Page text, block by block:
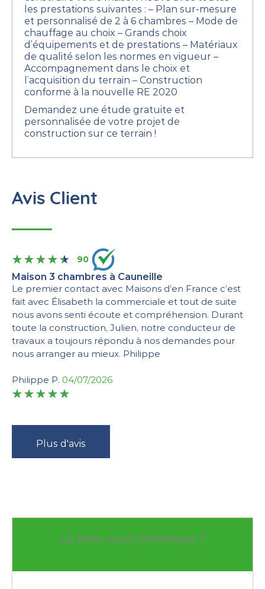
les prestations suivantes : – Plan sur-mesure
et personnalisé de 2 à 6 chambres – Mode de
chauffage au choix – Grands choix
d’équipements et de prestations – Matériaux
de qualité selon les normes en vigueur –
Accompagnement dans le choix et
l’acquisition du terrain – Construction
conforme à la nouvelle RE 2020
Demandez une étude gratuite et
personnalisée de votre projet de
construction sur ce terrain !
Avis Client
90
Maison 3 chambres à Cauneille
Le premier contact avec Maisons d’en France c’est
fait avec Élisabeth la commerciale et tout de suite
nous avons senti écoute et compréhension. Durant
toute la construction, Julien, notre conducteur de
travaux a toujours répondu à nos demandes pour
nous arranger au mieux. Philippe
Philippe P. 04/07/2026
Plus d'avis
Le bien vous intéressse ?